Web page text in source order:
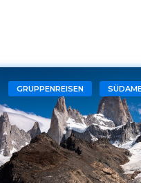
GRUPPENREISEN